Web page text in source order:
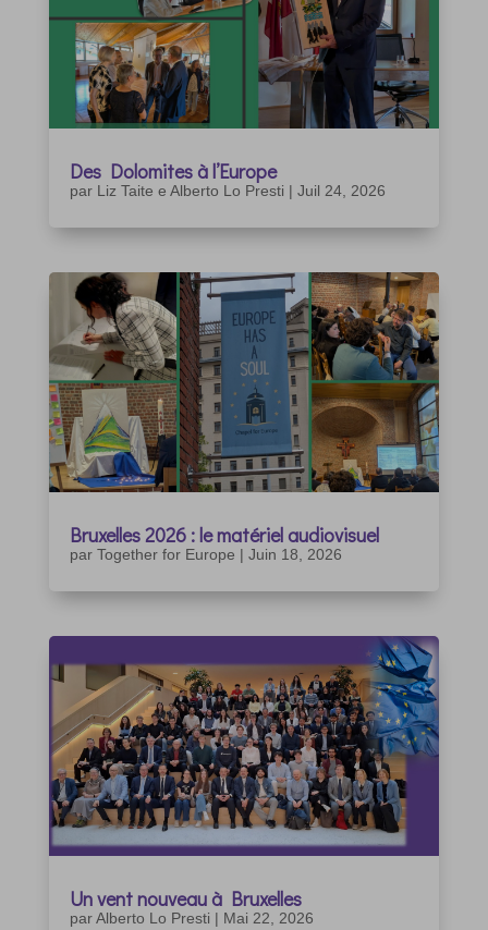
Des Dolomites à l’Europe
par Liz Taite e Alberto Lo Presti | Juil 24, 2026
Bruxelles 2026 : le matériel audiovisuel
par Together for Europe | Juin 18, 2026
Un vent nouveau à Bruxelles
parAlberto Lo Presti | Mai 22, 2026